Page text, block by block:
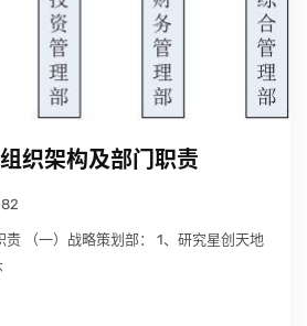
织架构及部门职责
（一）战略策划部： 1、研究星创天地